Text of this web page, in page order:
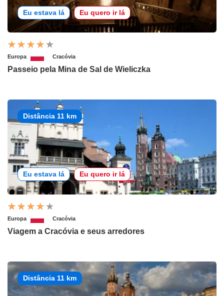
Eu estava lá Eu quero ir lá
Europa Cracóvia
Passeio pela Mina de Sal de Wieliczka
Distância 11 km
Eu estava lá Eu quero ir lá
Europa Cracóvia
Viagem a Cracóvia e seus arredores
Distância 11 km